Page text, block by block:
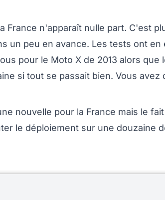
France n'apparaît nulle part. C'est
un peu en avance. Les tests ont en
pour le Moto X de 2013 alors que
si tout se passait bien. Vous avez
nouvelle pour la France mais le
le déploiement sur une douzaine